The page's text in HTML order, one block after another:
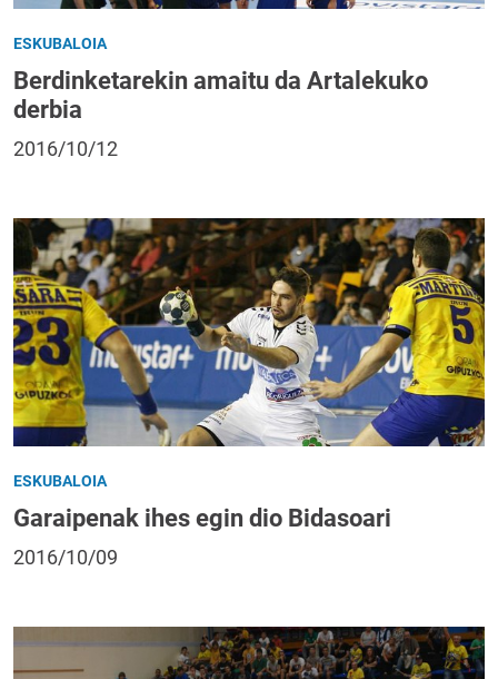
ESKUBALOIA
Berdinketarekin amaitu da Artalekuko
derbia
2016/10/12
ESKUBALOIA
Garaipenak ihes egin dio Bidasoari
2016/10/09